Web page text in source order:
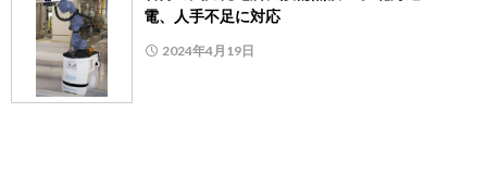
電、人手不足に対応
2024年4月19日